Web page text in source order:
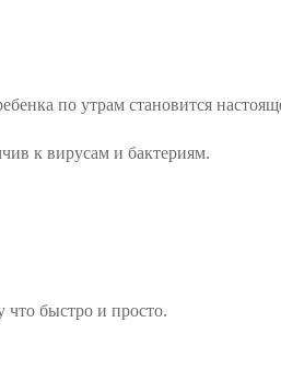
по утрам становится
к вирусам и бактериям.
что быстро и просто.